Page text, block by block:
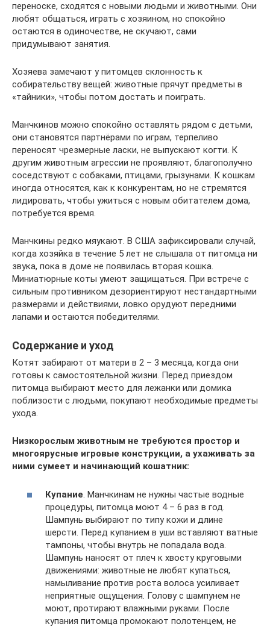
переноске, сходятся с новыми людьми и животными. Они
любят общаться, играть с хозяином, но спокойно
остаются в одиночестве, не скучают, сами
придумывают занятия.
Хозяева замечают у питомцев склонность к
собирательству вещей: животные прячут предметы в
«тайники», чтобы потом достать и поиграть.
Манчкинов можно спокойно оставлять рядом с детьми,
они становятся партнёрами по играм, терпеливо
переносят чрезмерные ласки, не выпускают когти. К
другим животным агрессии не проявляют, благополучно
соседствуют с собаками, птицами, грызунами. К кошкам
иногда относятся, как к конкурентам, но не стремятся
лидировать, чтобы ужиться с новым обитателем дома,
потребуется время.
Манчкины редко мяукают. В США зафиксировали случай,
когда хозяйка в течение 5 лет не слышала от питомца ни
звука, пока в доме не появилась вторая кошка.
Миниатюрные коты умеют защищаться. При встрече с
сильным противником дезориентируют нестандартными
размерами и действиями, ловко орудуют передними
лапами и остаются победителями.
Содержание и уход
Котят забирают от матери в 2 – 3 месяца, когда они
готовы к самостоятельной жизни. Перед приездом
питомца выбирают место для лежанки или домика
поблизости с людьми, покупают необходимые предметы
ухода.
Низкорослым животным не требуются простор и
многоярусные игровые конструкции, а ухаживать за
ними сумеет и начинающий кошатник:
Купание. Манчкинам не нужны частые водные
процедуры, питомца моют 4 – 6 раз в год.
Шампунь выбирают по типу кожи и длине
шерсти. Перед купанием в уши вставляют ватные
тампоны, чтобы внутрь не попадала вода.
Шампунь наносят от плеч к хвосту круговыми
движениями: животные не любят купаться,
намыливание против роста волоса усиливает
неприятные ощущения. Голову с шампунем не
моют, протирают влажными руками. После
купания питомца промокают полотенцем, не